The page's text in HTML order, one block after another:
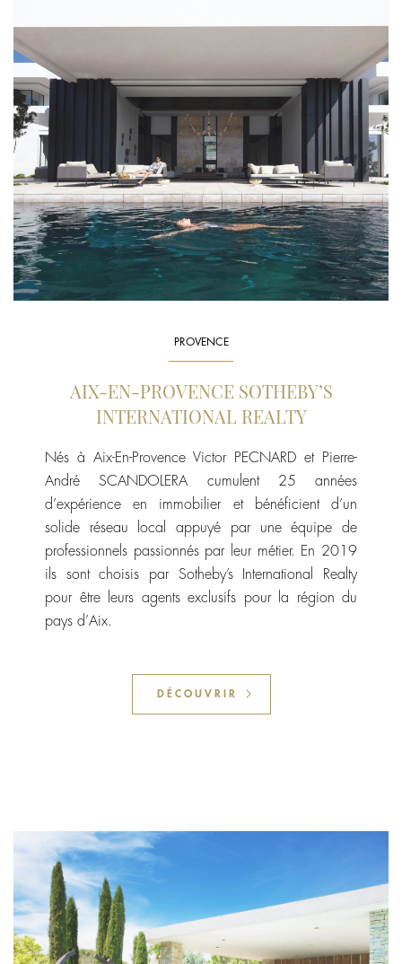
PROVENCE
AIX-EN-PROVENCE SOTHEBY’S
INTERNATIONAL REALTY
Nés à Aix-En-Provence Victor PECNARD et Pierre-
André SCANDOLERA cumulent 25 années
d’expérience en immobilier et bénéficient d’un
solide réseau local appuyé par une équipe de
professionnels passionnés par leur métier. En 2019
ils sont choisis par Sotheby’s International Realty
pour être leurs agents exclusifs pour la région du
pays d’Aix.
DÉCOUVRIR